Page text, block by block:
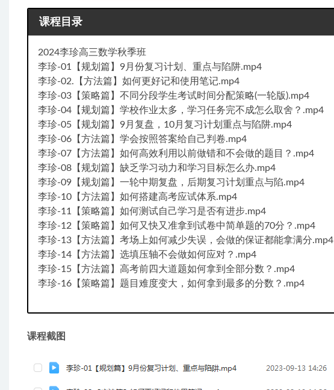
课程目录
2024李珍高三数学秋季班
李珍-01【规划篇】9月份复习计划、重点与陷阱.mp4
李珍-02.【方法篇】如何更好记和使用笔记.mp4
李珍-03【策略篇】不同分段学生考试时间分配策略(一轮版).mp4
李珍-04【规划篇】学校作业太多，学习任务完不成怎么取舍？.mp4
李珍-05【规划篇】9月复盘，10月复习计划重点与陷阱.mp4
李珍-06【方法篇】学会按照答案给自己判卷.mp4
李珍-07【方法篇】如何高效利用以前做错和不会做的题目？.mp4
李珍-08【规划篇】缺乏学习动力和学习目标怎么办.mp4
李珍-09【规划篇】一轮中期复盘，后期复习计划重点与陷.mp4
李珍-10【方法篇】如何搭建高考应试体系.mp4
李珍-11【策略篇】如何测试自己学习是否有进步.mp4
李珍-12【策略篇】如何又快又准拿到试卷中简单题的70分？.mp4
李珍-13【方法篇】考场上如何减少失误，会做的保证都能拿满分.mp4
李珍-14【方法篇】选填压轴不会做如何应对？.mp4
李珍-15【方法篇】高考前四大道题如何拿到全部分数？.mp4
李珍-16【策略篇】题目难度变大，如何拿到最多的分数？.mp4
课程截图